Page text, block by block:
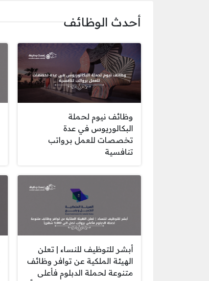
أحدث الوظائف
وظائف نيوم لحملة
البكالوريوس في عدة
تخصصات للعمل برواتب
تنافسية
أبشر للتوظيف للنساء | تعلن
الهيئة الملكية عن توافر وظائف
متنوعة لحملة الدبلوم فأعلى